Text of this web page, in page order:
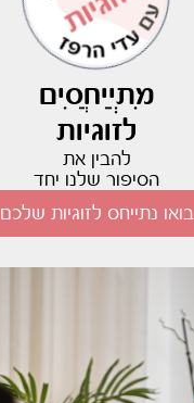
מִתְיַיחֲסִים
לזוגיות
להבין את
הסיפור שלנו יחד
בואו נתייחס לזוגיות שלכם